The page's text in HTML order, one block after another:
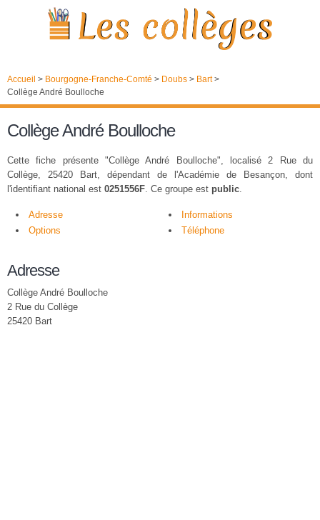
Accueil > Bourgogne-Franche-Comté > Doubs > Bart>
Collège André Boulloche
Collège André Boulloche
Cette fiche présente "Collège André Boulloche", localisé 2 Rue du
Collège, 25420 Bart, dépendant de l'Académie de Besançon, dont
l'identifiant national est 0251556F. Ce groupe est public.
Adresse
Informations
Options
Téléphone
Adresse
Collège André Boulloche
2 Rue du Collège
25420 Bart